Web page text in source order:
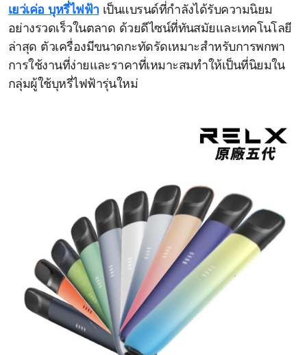
เยว่เค่อ บุหรี่ไฟฟ้าเป็นแบรนด์ที่กำลังได้รับความนิยม
อย่างรวดเร็วในตลาด ด้วยดีไซน์ที่ทันสมัยและเทคโนโลยี
ล่าสุด ตัวเครื่องมีขนาดกะทัดรัดเหมาะสำหรับการพกพา
การใช้งานที่ง่ายและราคาที่เหมาะสมทำให้เป็นที่นิยมใน
กลุ่มผู้ใช้บุหรี่ไฟฟ้ารุ่นใหม่